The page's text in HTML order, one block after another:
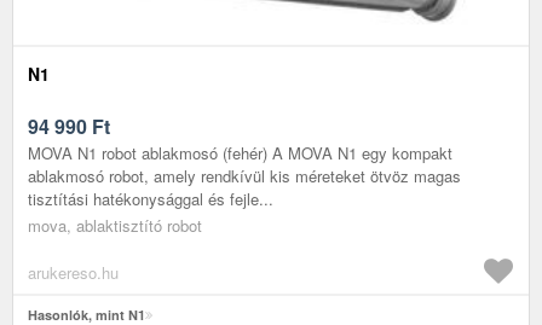
N1
94 990 Ft
MOVA N1 robot ablakmosó (fehér) A MOVA N1 egy kompakt
ablakmosó robot, amely rendkívül kis méreteket ötvöz magas
tisztítási hatékonysággal és fejle...
mova, ablaktisztító robot
arukereso.hu
Hasonlók, mint N1